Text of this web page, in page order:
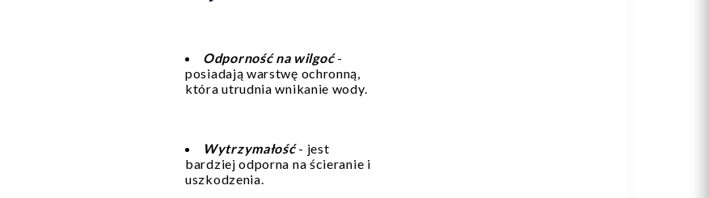
Odporność na wilgoć-
posiadają warstwę ochronną,
która utrudnia wnikanie wody.
Wytrzymałość- jest
bardziej odporna na ścieranie i
uszkodzenia.